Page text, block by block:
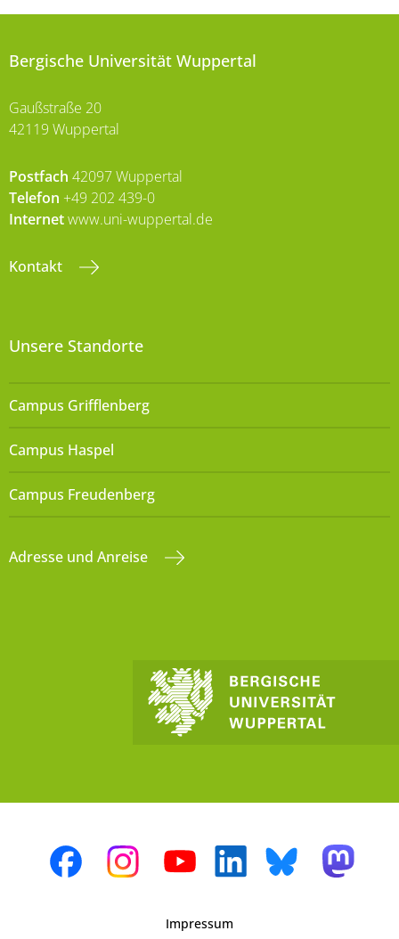
Bergische Universität Wuppertal
Gaußstraße 20
42119 Wuppertal
Postfach 42097 Wuppertal
Telefon +49 202 439-0
Internetwww.uni-wuppertal.de
Kontakt
Unsere Standorte
Campus Grifflenberg
Campus Haspel
Campus Freudenberg
Adresse und Anreise
Impressum